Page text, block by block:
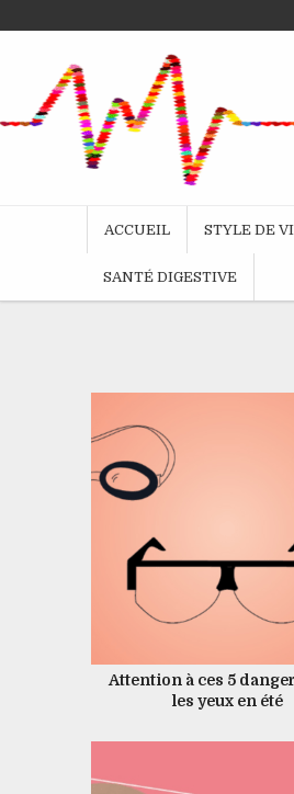
to
ACCUEIL STYLE DE
SANTÉ DIGESTIVE
Attention à ces 5
les yeux en été